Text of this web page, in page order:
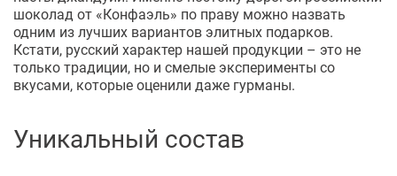
шоколад от «Конфаэль» по праву можно назвать
одним из лучших вариантов элитных подарков.
Кстати, русский характер нашей продукции – это не
только традиции, но и смелые эксперименты со
вкусами, которые оценили даже гурманы.
Уникальный состав